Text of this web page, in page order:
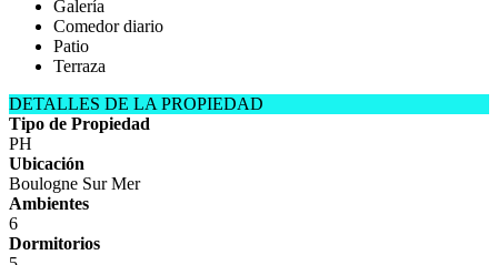
Galería
Comedor diario
Patio
Terraza
DETALLES DE LA PROPIEDAD
Tipo de Propiedad
PH
Ubicación
Boulogne Sur Mer
Ambientes
6
Dormitorios